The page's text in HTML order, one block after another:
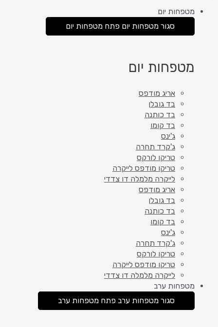
מטפחות יום
סגור מטפחות יום פתח מטפחות יום
מטפחות יום
אריג מודפס
בד גובלן
בד כותנה
בד קומו
ג'ינס
ג'קרד תחרה
טריקו לורקס
טריקו מודפס לייקרה
לייקרה מלמלה דו צדדי
אריג מודפס
בד גובלן
בד כותנה
בד קומו
ג'ינס
ג'קרד תחרה
טריקו לורקס
טריקו מודפס לייקרה
לייקרה מלמלה דו צדדי
מטפחות ערב
סגור מטפחות ערב פתח מטפחות ערב